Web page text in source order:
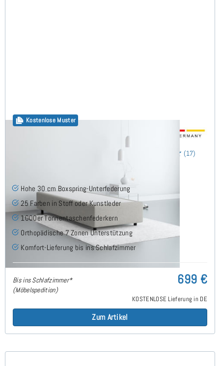
Kostenlose Muster
30cm Boxspring Base 90x210 cm (17)
Hohe 30 cm Boxspring-Unterfederung
25 Farben in Stoff oder Kunstleder
1000er Tonnentaschenfederkern
Orthopädische 7 Zonen Unterstützung
Komfort-Lieferung bis ins Schlafzimmer
Bis ins Schlafzimmer*
(Möbelspedition)
699 €
KOSTENLOSE Lieferung in DE
Zum Artikel